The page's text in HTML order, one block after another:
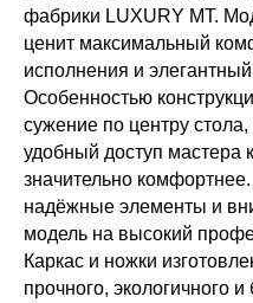
фабрики LUXURY MT.
ценит максимальный
исполнения и
Особенностью
сужение по центру
удобный доступ мастера
значительно
надёжные элементы и
модель на высокий
Каркас и ножки
прочного, экологичного